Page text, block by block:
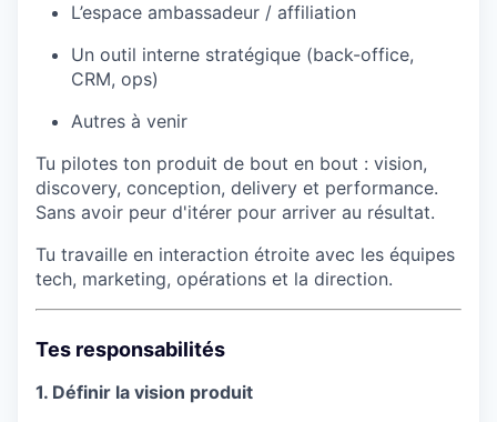
L’espace ambassadeur / affiliation
Un outil interne stratégique (back-office,
CRM, ops)
Autres à venir
Tu pilotes ton produit de bout en bout : vision,
discovery, conception, delivery et performance.
Sans avoir peur d'itérer pour arriver au résultat.
Tu travaille en interaction étroite avec les équipes
tech, marketing, opérations et la direction.
Tes responsabilités
1. Définir la vision produit